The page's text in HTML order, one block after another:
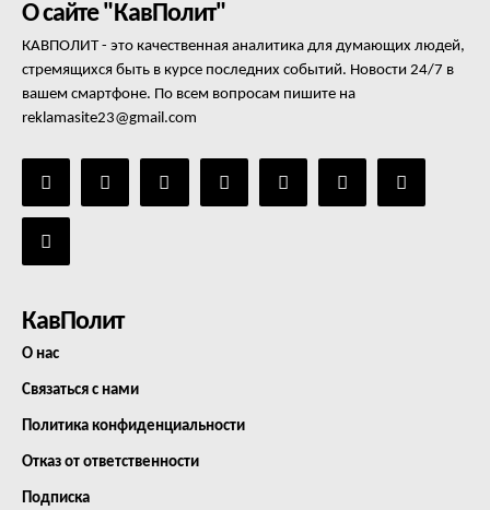
О сайте "КавПолит"
КАВПОЛИТ - это качественная аналитика для думающих людей,
стремящихся быть в курсе последних событий. Новости 24/7 в
вашем смартфоне. По всем вопросам пишите на
reklamasite23@gmail.com
КавПолит
О нас
Связаться с нами
Политика конфиденциальности
Отказ от ответственности
Подписка